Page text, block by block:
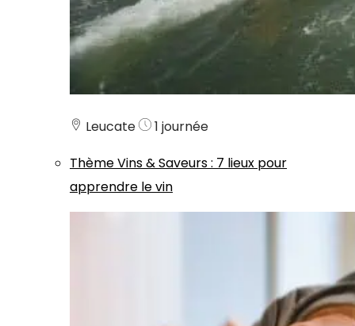
Leucate
1 journée
ThèmeVins & Saveurs: 7 lieux pour
apprendre le vin